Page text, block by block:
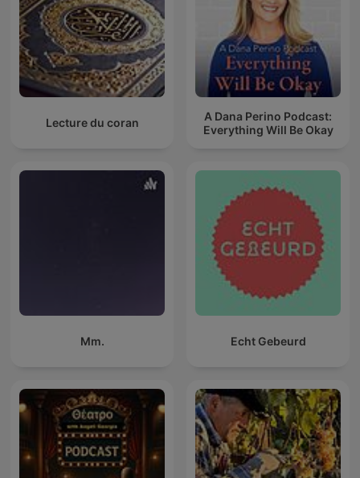
Lecture du coran
A Dana Perino Podcast:
Everything Will Be Okay
Mm. Echt Gebeurd